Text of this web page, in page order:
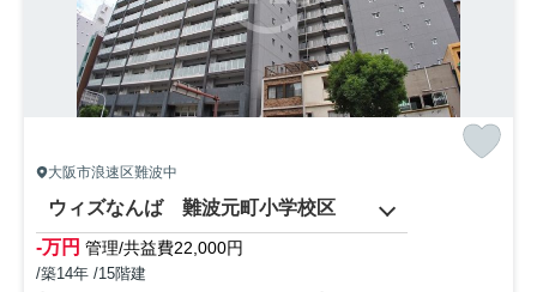
大阪市浪速区難波中
ウィズなんば 難波元町小学校区
-万円 管理/共益費22,000円
/築14年 /15階建